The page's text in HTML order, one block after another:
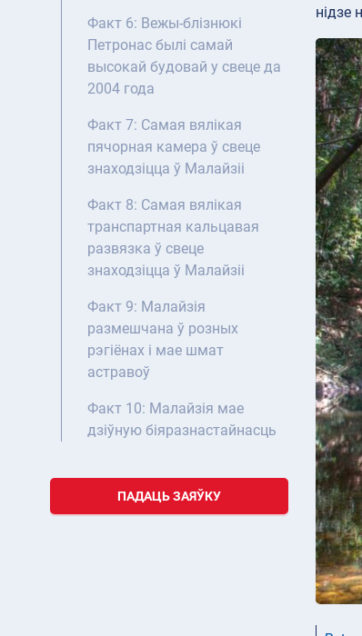
Факт 6: Вежы-блізнюкі
Петронас былі самай
высокай будовай у свеце да
2004 года
Факт 7: Самая вялікая
пячорная камера ў свеце
знаходзіцца ў Малайзіі
Факт 8: Самая вялікая
транспартная кальцавая
развязка ў свеце
знаходзіцца ў Малайзіі
Факт 9: Малайзія
размешчана ў розных
рэгіёнах і мае шмат
астравоў
Факт 10: Малайзія мае
дзіўную біяразнастайнасць
ПАДАЦЬ ЗАЯЎКУ
нідзе